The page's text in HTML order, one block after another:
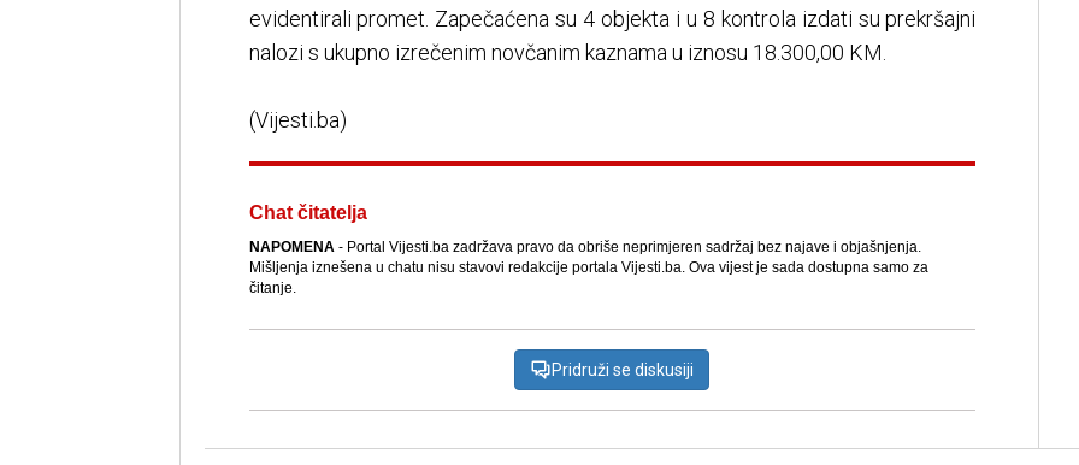
evidentirali promet. Zapečaćena su 4 objekta i u 8 kontrola izdati su prekršajni
nalozi s ukupno izrečenim novčanim kaznama u iznosu 18.300,00 KM.
(Vijesti.ba)
Chat čitatelja
NAPOMENA- Portal Vijesti.ba zadržava pravo da obriše neprimjeren sadržaj bez najave i objašnjenja.
Mišljenja iznešena u chatu nisu stavovi redakcije portala Vijesti.ba. Ova vijest je sada dostupna samo za
čitanje.
Pridruži se diskusiji